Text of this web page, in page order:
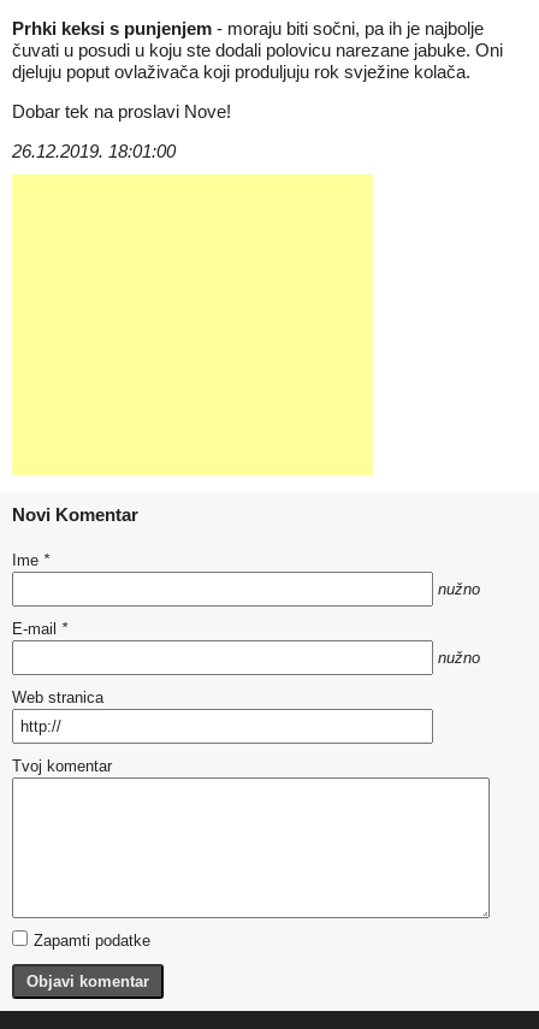
Prhki keksi s punjenjem - moraju biti sočni, pa ih je najbolje
čuvati u posudi u koju ste dodali polovicu narezane jabuke. Oni
djeluju poput ovlaživača koji produljuju rok svježine kolača.
Dobar tek na proslavi Nove!
26.12.2019. 18:01:00
Novi Komentar
Ime *
nužno
E-mail *
nužno
Web stranica
Tvoj komentar
Zapamti podatke
Objavi komentar